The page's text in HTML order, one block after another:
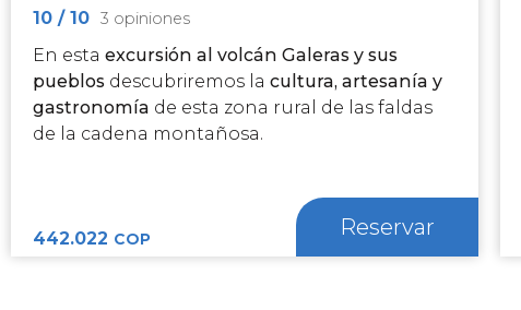
10/ 10 3 opiniones
En estaexcursión al volcán Galeras y sus
pueblos descubriremos la cultura, artesanía y
gastronomía de esta zona rural de las faldas
de la cadena montañosa.
442.022 COP Reservar